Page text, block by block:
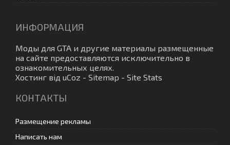
ИНФОРМАЦИЯ
Моды для GTA и другие материалы размещенные
на сайте предоставляются исключительно в
ознакомительных целях.
Хостинг від uCoz - Sitemap - Site Stats
КОНТАКТЫ
Размещение рекламы
Написать нам